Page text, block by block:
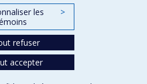
les
>
refuser
accepter